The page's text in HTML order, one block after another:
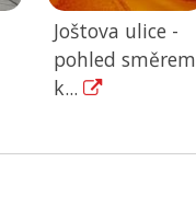
Joštova ulice -
pohled směrem
k...